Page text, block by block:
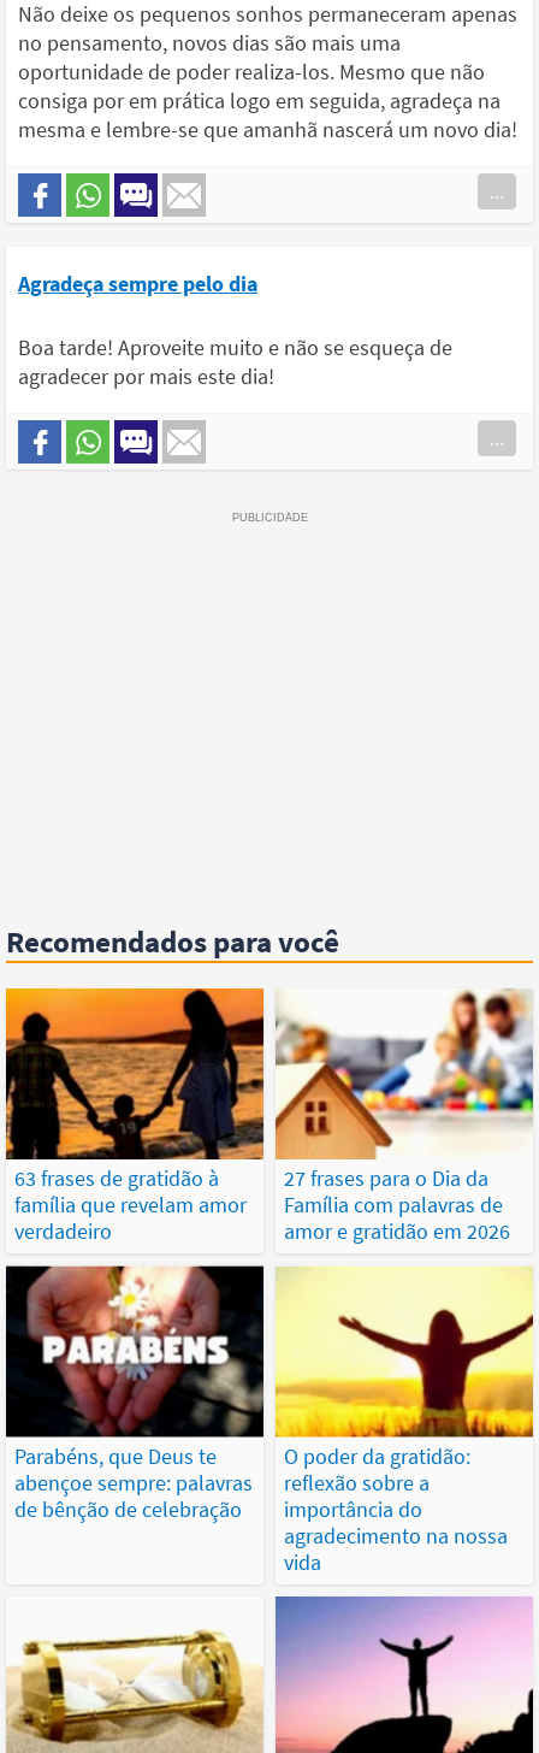
Não deixe os pequenos sonhos permaneceram apenas
no pensamento, novos dias são mais uma
oportunidade de poder realiza-los. Mesmo que não
consiga por em prática logo em seguida, agradeça na
mesma e lembre-se que amanhã nascerá um novo dia!
...
Agradeça sempre pelo dia
Boa tarde! Aproveite muito e não se esqueça de
agradecer por mais este dia!
...
Recomendados para você
63 frases de gratidão à
família que revelam amor
verdadeiro
27 frases para o Dia da
Família com palavras de
amor e gratidão em 2026
Parabéns, que Deus te
abençoe sempre: palavras
de bênção de celebração
O poder da gratidão:
reflexão sobre a
importância do
agradecimento na nossa
vida